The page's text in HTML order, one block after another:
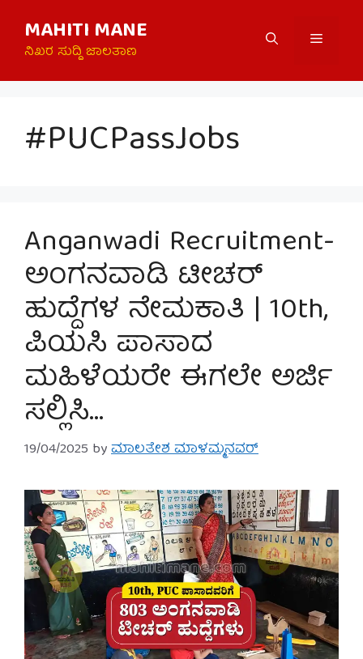
content
MAHITI MANE
ನಿಖರ ಸುದ್ದಿ ಜಾಲತಾಣ
Menu
#PUCPassJobs
Anganwadi Recruitment-
ಅಂಗನವಾಡಿ ಟೀಚರ್
ಹುದ್ದೆಗಳ ನೇಮಕಾತಿ | 10th,
ಪಿಯಸಿ ಪಾಸಾದ
ಮಹಿಳೆಯರೇ ಈಗಲೇ ಅರ್ಜಿ
ಸಲ್ಲಿಸಿ…
19/04/2025 byಮಾಲತೇಶ ಮಾಳಮ್ಮನವರ್